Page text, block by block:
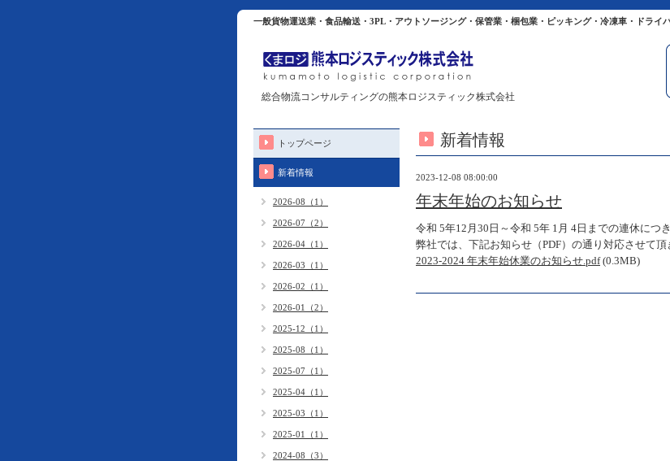
一般貨物運送業・食品輸送・3PL・アウトソージング・保管業・梱包業・ピッキング・冷凍車・ドライ
総合物流コンサルティングの熊本ロジスティック株式会社
新着情報
2023-12-08 08:00:00
年末年始のお知らせ
令和 5年12月30日～令和 5年 1月 4日までの連休につ
弊社では、下記お知らせ（PDF）の通り対応させて頂
2023-2024 年末年始休業のお知らせ.pdf (0.3MB)
トップページ
新着情報
2026-08（1）
2026-07（2）
2026-04（1）
2026-03（1）
2026-02（1）
2026-01（2）
2025-12（1）
2025-08（1）
2025-07（1）
2025-04（1）
2025-03（1）
2025-01（1）
2024-08（3）